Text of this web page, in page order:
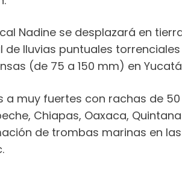
Nadine se desplazará en
lluvias puntuales
(de 75 a 150 mm) en
muy fuertes con rachas de
Chiapas, Oaxaca,
de trombas marinas en